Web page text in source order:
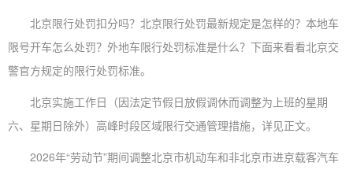
北京限行处罚扣分吗？北京限行处罚最新规定是怎样的？本地车
限号开车怎么处罚？外地车限行处罚标准是什么？下面来看看北京交
警官方规定的限行处罚标准。
北京实施工作日（因法定节假日放假调休而调整为上班的星期
六、星期日除外）高峰时段区域限行交通管理措施，详见正文。
2026年“劳动节”期间调整北京市机动车和非北京市进京载客汽车